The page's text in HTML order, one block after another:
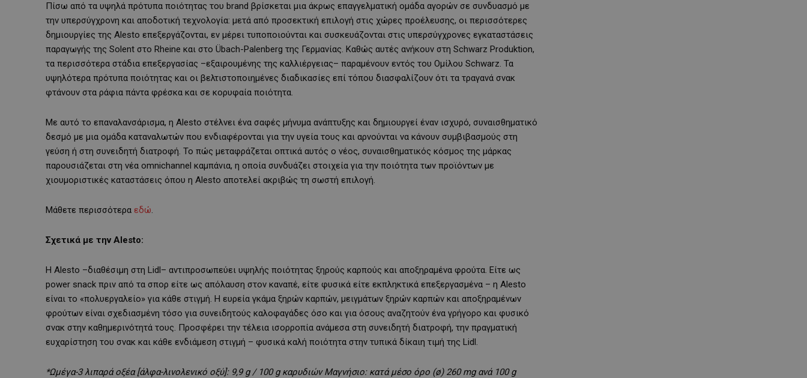
Πίσω από τα υψηλά πρότυπα ποιότητας του brand βρίσκεται μια άκρως επαγγελματική ομάδα αγορών σε συνδυασμό με
την υπερσύγχρονη και αποδοτική τεχνολογία: μετά από προσεκτική επιλογή στις χώρες προέλευσης, οι περισσότερες
δημιουργίες της Alesto επεξεργάζονται, εν μέρει τυποποιούνται και συσκευάζονται στις υπερσύγχρονες εγκαταστάσεις
παραγωγής της Solent στο Rheine και στο Übach-Palenberg της Γερμανίας. Καθώς αυτές ανήκουν στη Schwarz Produktion,
τα περισσότερα στάδια επεξεργασίας –εξαιρουμένης της καλλιέργειας– παραμένουν εντός του Ομίλου Schwarz. Τα
υψηλότερα πρότυπα ποιότητας και οι βελτιστοποιημένες διαδικασίες επί τόπου διασφαλίζουν ότι τα τραγανά σνακ
φτάνουν στα ράφια πάντα φρέσκα και σε κορυφαία ποιότητα.
Με αυτό το επαναλανσάρισμα, η Alesto στέλνει ένα σαφές μήνυμα ανάπτυξης και δημιουργεί έναν ισχυρό, συναισθηματικό
δεσμό με μια ομάδα καταναλωτών που ενδιαφέρονται για την υγεία τους και αρνούνται να κάνουν συμβιβασμούς στη
γεύση ή στη συνειδητή διατροφή. Το πώς μεταφράζεται οπτικά αυτός ο νέος, συναισθηματικός κόσμος της μάρκας
παρουσιάζεται στη νέα omnichannel καμπάνια, η οποία συνδυάζει στοιχεία για την ποιότητα των προϊόντων με
χιουμοριστικές καταστάσεις όπου η Alesto αποτελεί ακριβώς τη σωστή επιλογή.
Μάθετε περισσότερα εδώ.
Σχετικά με την Alesto:
Η Alesto –διαθέσιμη στη Lidl– αντιπροσωπεύει υψηλής ποιότητας ξηρούς καρπούς και αποξηραμένα φρούτα. Είτε ως
power snack πριν από τα σπορ είτε ως απόλαυση στον καναπέ, είτε φυσικά είτε εκπληκτικά επεξεργασμένα – η Alesto
είναι το «πολυεργαλείο» για κάθε στιγμή. Η ευρεία γκάμα ξηρών καρπών, μειγμάτων ξηρών καρπών και αποξηραμένων
φρούτων είναι σχεδιασμένη τόσο για συνειδητούς καλοφαγάδες όσο και για όσους αναζητούν ένα γρήγορο και φυσικό
σνακ στην καθημερινότητά τους. Προσφέρει την τέλεια ισορροπία ανάμεσα στη συνειδητή διατροφή, την πραγματική
ευχαρίστηση του σνακ και κάθε ενδιάμεση στιγμή – φυσικά καλή ποιότητα στην τυπικά δίκαιη τιμή της Lidl.
*Ωμέγα-3 λιπαρά οξέα [άλφα-λινολενικό οξύ]: 9,9g/ 100gκαρυδιών Μαγνήσιο: κατά μέσο όρο (ø) 260mgανά 100g